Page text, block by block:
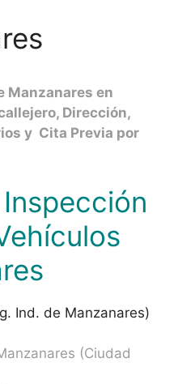
Manzanares en
Dirección,
y Cita Previa por
Ind. de Manzanares)
(Ciudad